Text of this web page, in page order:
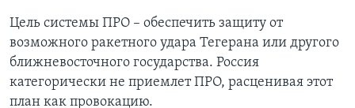
Цель системы ПРО – обеспечить защиту от
возможного ракетного удара Тегерана или другого
ближневосточного государства. Россия
категорически не приемлет ПРО, расценивая этот
план как провокацию.